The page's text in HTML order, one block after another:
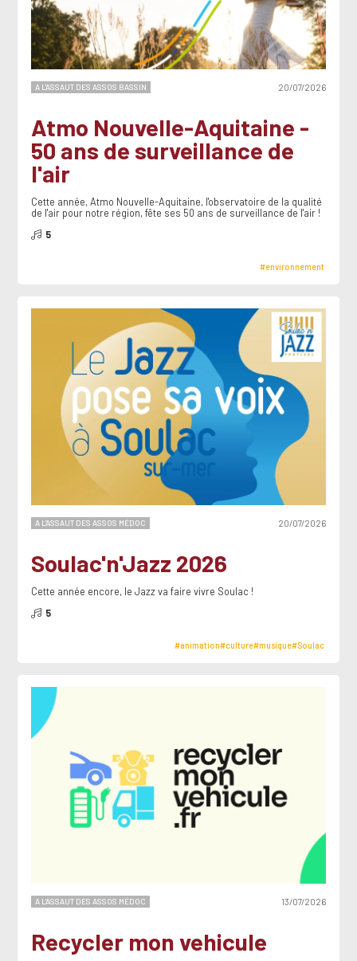
A L'ASSAUT DES ASSOS BASSIN 20/07/2026
Atmo Nouvelle-Aquitaine -
50 ans de surveillance de
l'air
Cette année, Atmo Nouvelle-Aquitaine, l'observatoire de la qualité
de l'air pour notre région, fête ses 50 ans de surveillance de l'air !
5
#environnement
A L'ASSAUT DES ASSOS MÉDOC 20/07/2026
Soulac'n'Jazz 2026
Cette année encore, le Jazz va faire vivre Soulac !
5
#animation#culture#musique#Soulac
A L'ASSAUT DES ASSOS MÉDOC 13/07/2026
Recycler mon vehicule